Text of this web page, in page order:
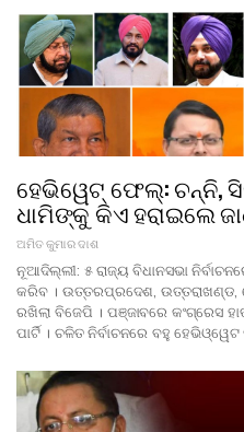
ହେଭିୱେଟ୍ ଫେଲ୍: ଚନ୍ନି,
ଧାମିଙ୍କୁ କିଏ ହରାଇଲେ
ଅମିତ କୁମାର ଦାଶ
ନୂଆଦିଲ୍ଲୀ: ୫ ରାଜ୍ୟ ବିଧାନସଭା
କରିବ । ଉତ୍ତରପ୍ରଦେଶ,
ରଖିଲା ବିଜେପି । ପଞ୍ଜାବରେ କଂଗ୍ରେସ
ପାର୍ଟି । ଚଳିତ ନିର୍ବାଚନରେ ବହୁ